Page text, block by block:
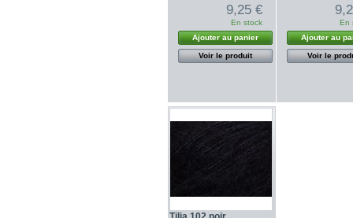
9,25 €
En stock
Ajouter au panier
Voir le produit
En
Ajouter au
Voir le